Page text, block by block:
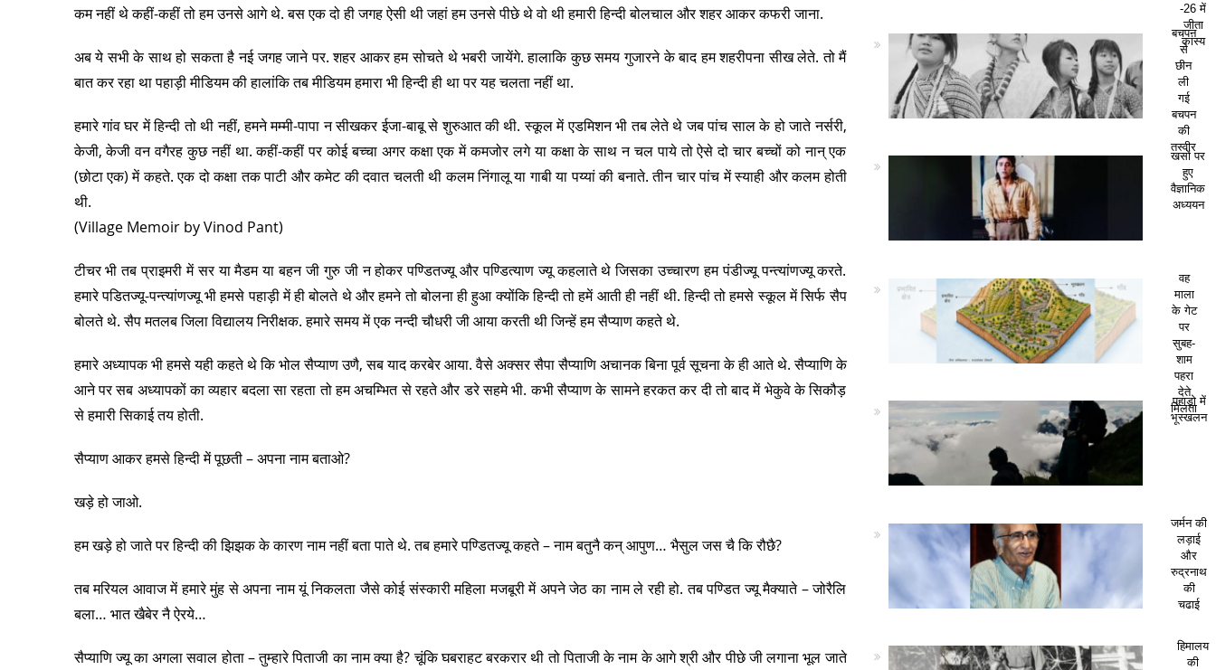
कम नहीं थे कहीं-कहीं तो हम उनसे आगे थे. बस एक दो ही जगह ऐसी थी जहां हम उनसे पीछे थे वो थी हमारी हिन्दी बोलचाल और शहर आकर कफरी जाना.
अब ये सभी के साथ हो सकता है नई जगह जाने पर. शहर आकर हम सोचते थे भबरी जायेंगे. हालाकि कुछ समय गुजारने के बाद हम शहरीपना सीख लेते. तो मैं
बात कर रहा था पहाड़ी मीडियम की हालांकि तब मीडियम हमारा भी हिन्दी ही था पर यह चलता नहीं था.
हमारे गांव घर में हिन्दी तो थी नहीं, हमने मम्मी-पापा न सीखकर ईजा-बाबू से शुरुआत की थी. स्कूल में एडमिशन भी तब लेते थे जब पांच साल के हो जाते नर्सरी,
केजी, केजी वन वगैरह कुछ नहीं था. कहीं-कहीं पर कोई बच्चा अगर कक्षा एक में कमजोर लगे या कक्षा के साथ न चल पाये तो ऐसे दो चार बच्चों को नान् एक
(छोटा एक) में कहते. एक दो कक्षा तक पाटी और कमेट की दवात चलती थी कलम निंगालू या गाबी या पय्यां की बनाते. तीन चार पांच में स्याही और कलम होती
थी.
(Village Memoir by Vinod Pant)
टीचर भी तब प्राइमरी में सर या मैडम या बहन जी गुरु जी न होकर पण्डितज्यू और पण्डित्याण ज्यू कहलाते थे जिसका उच्चारण हम पंडीज्यू पन्त्यांणज्यू करते.
हमारे पडितज्यू-पन्त्यांणज्यू भी हमसे पहाड़ी में ही बोलते थे और हमने तो बोलना ही हुआ क्योंकि हिन्दी तो हमें आती ही नहीं थी. हिन्दी तो हमसे स्कूल में सिर्फ सैप
बोलते थे. सैप मतलब जिला विद्यालय निरीक्षक. हमारे समय में एक नन्दी चौधरी जी आया करती थी जिन्हें हम सैप्याण कहते थे.
हमारे अध्यापक भी हमसे यही कहते थे कि भोल सैप्याण उणै, सब याद करबेर आया. वैसे अक्सर सैपा सैप्याणि अचानक बिना पूर्व सूचना के ही आते थे. सैप्याणि के
आने पर सब अध्यापकों का व्यहार बदला सा रहता तो हम अचम्भित से रहते और डरे सहमे भी. कभी सैप्याण के सामने हरकत कर दी तो बाद में भेकुवे के सिकौड़
से हमारी सिकाई तय होती.
सैप्याण आकर हमसे हिन्दी में पूछती – अपना नाम बताओ?
खड़े हो जाओ.
हम खड़े हो जाते पर हिन्दी की झिझक के कारण नाम नहीं बता पाते थे. तब हमारे पण्डितज्यू कहते – नाम बतुनै कन् आपुण… भैसुल जस चै कि रौछै?
तब मरियल आवाज में हमारे मुंह से अपना नाम यूं निकलता जैसे कोई संस्कारी महिला मजबूरी में अपने जेठ का नाम ले रही हो. तब पण्डित ज्यू मैक्याते – जोरैलि
बला… भात खैबेर नै ऐरये…
सैप्याणि ज्यू का अगला सवाल होता – तुम्हारे पिताजी का नाम क्या है? चूंकि घबराहट बरकरार थी तो पिताजी के नाम के आगे श्री और पीछे जी लगाना भूल जाते
-26 में
जीता
कांस्य
बचपन
से
छीन
ली
गई
बचपन
की
तस्वीर
खसों पर
हुए
वैज्ञानिक
अध्ययन
वह
माला
के गेट
पर
सुबह-
शाम
पहरा
देते
मिलता
पहाड़ो में
भूस्खलन
जर्मन की
लड़ाई
और
रुद्रनाथ
की
चढाई
हिमालय
की